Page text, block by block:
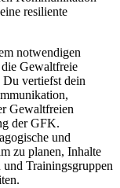
resiliente
notwendigen
Gewaltfreie
vertiefst dein
Gewaltfreien
der GFK.
und
zu planen, Inhalte
und Trainingsgruppen